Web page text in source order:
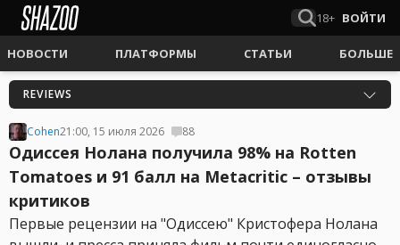
18+ ВОЙТИ
НОВОСТИ ПЛАТФОРМЫ СТАТЬИ БОЛЬШЕ
REVIEWS
Cohen21:00, 15 июля 2026 88
Одиссея Нолана получила 98% на Rotten
Tomatoes и 91 балл на Metacritic – отзывы
критиков
Первые рецензии на "Одиссею" Кристофера Нолана